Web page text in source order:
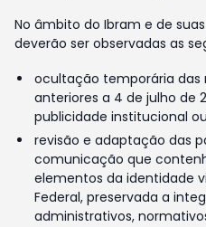
No âmbito do Ibram e de
deverão ser observadas as
ocultação temporária das
anteriores a 4 de julho de
publicidade institucional
revisão e adaptação das
comunicação que
elementos da identidade
Federal, preservada a
administrativos,